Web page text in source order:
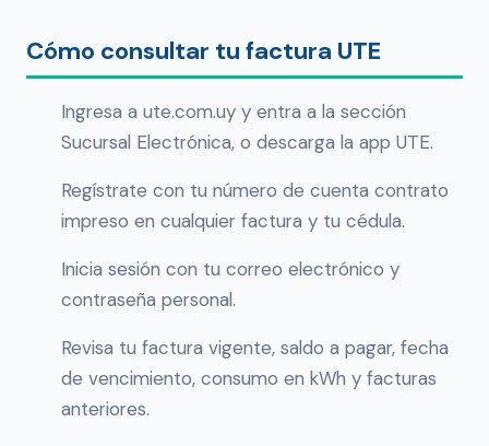
Cómo consultar tu factura UTE
Ingresa a ute.com.uy y entra a la sección
Sucursal Electrónica, o descarga la app UTE.
Regístrate con tu número de cuenta contrato
impreso en cualquier factura y tu cédula.
Inicia sesión con tu correo electrónico y
contraseña personal.
Revisa tu factura vigente, saldo a pagar, fecha
de vencimiento, consumo en kWh y facturas
anteriores.